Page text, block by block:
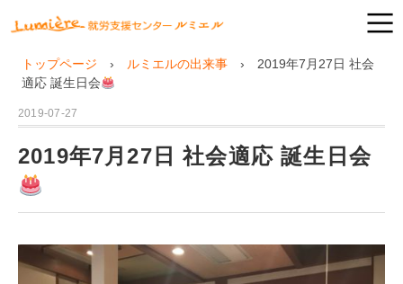
トップページ ルミエルの出来事
2019年7月27日 社会
適応 誕生日会
2019-07-27
2019年7月27日 社会適応 誕生日会